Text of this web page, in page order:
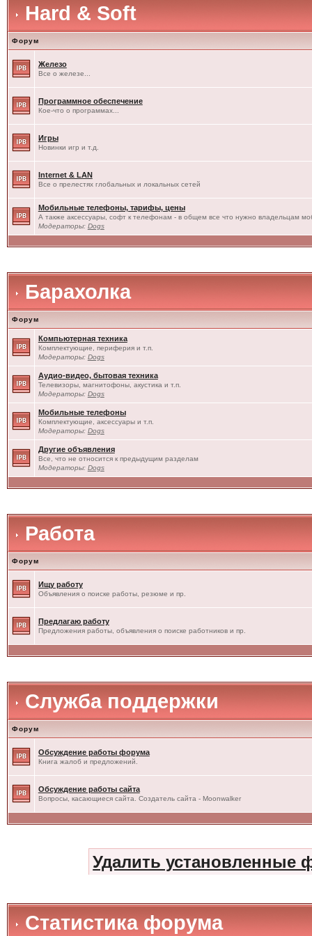
Hard & Soft
Форум
Железо
Все о железе...
Программное обеспечение
Кое-что о программах...
Игры
Новинки игр и т.д.
Internet & LAN
Все о прелестях глобальных и локальных сетей
Мобильные телефоны, тарифы, цены
А также аксессуары, софт к телефонам - в общем все что нужно владельцам
Модераторы: Dogs
Барахолка
Форум
Компьютерная техника
Комплектующие, периферия и т.п.
Модераторы: Dogs
Аудио-видео, бытовая техника
Телевизоры, магнитофоны, акустика и т.п.
Модераторы: Dogs
Мобильные телефоны
Комплектующие, аксессуары и т.п.
Модераторы: Dogs
Другие объявления
Все, что не относится к предыдущим разделам
Модераторы: Dogs
Работа
Форум
Ищу работу
Объявления о поиске работы, резюме и пр.
Предлагаю работу
Предложения работы, объявления о поиске работников и пр.
Служба поддержки
Форум
Обсуждение работы форума
Книга жалоб и предложений.
Обсуждение работы сайта
Вопросы, касающиеся сайта. Создатель сайта - Moonwalker
Удалить установленные
Статистика форума